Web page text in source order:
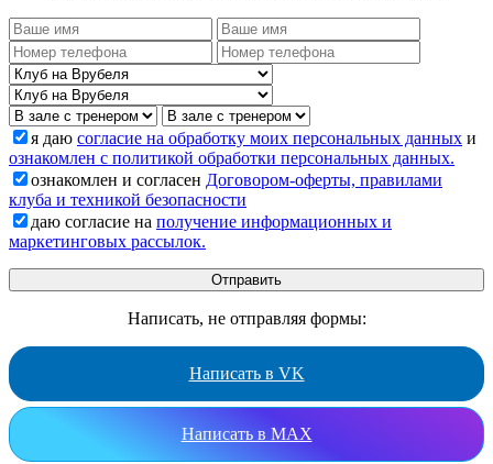
я даю согласие на обработку моих персональных данных и
ознакомлен с политикой обработки персональных данных.
ознакомлен и согласен Договором-оферты, правилами
клуба и техникой безопасности
даю согласие на получение информационных и
маркетинговых рассылок.
Написать, не отправляя формы:
Написать в VK
Написать в MAX